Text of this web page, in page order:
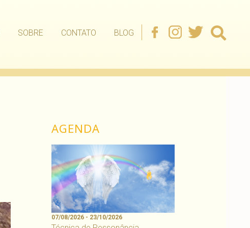
SOBRE CONTATO BLOG
AGENDA
07/08/2026 - 23/10/2026